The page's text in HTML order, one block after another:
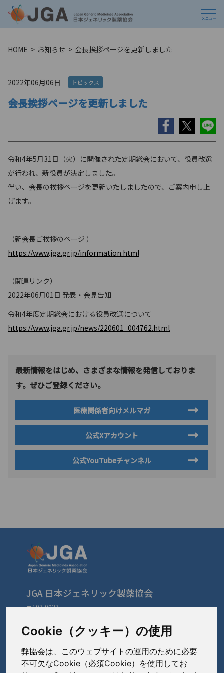
Cookie（クッキー）の使用
弊協会は、このウェブサイトの運用のために必要
不可欠なCookie（必須Cookie）を使用してお
HOME お知らせ 会長挨拶ページを更新しました
2022年06月06日 トピックス
会長挨拶ページを更新しました
令和4年5月31日（火）に開催された定期総会において、役員改選
が行われ、新役員が決定しました。
伴い、会長の挨拶ページを更新いたしましたので、ご案内申し上
げます。
（新会長ご挨拶のページ ）
https://www.jga.gr.jp/information.html
（関連リンク）
2022年06月01日 発表・会見告知
令和4年度定期総会における役員改選について
https://www.jga.gr.jp/news/220601_004762.html
最新情報をはじめ、さまざまな情報を発信しておりま
す。ぜひご登録ください。
医療関係者向けメルマガ
公式Xアカウント
公式YouTubeチャンネル
JGA 日本ジェネリック製薬協会
〒103-0023
TEL: 03-3279-1890 / FAX: 03-3241-2978
会員会社（あ〜さ）